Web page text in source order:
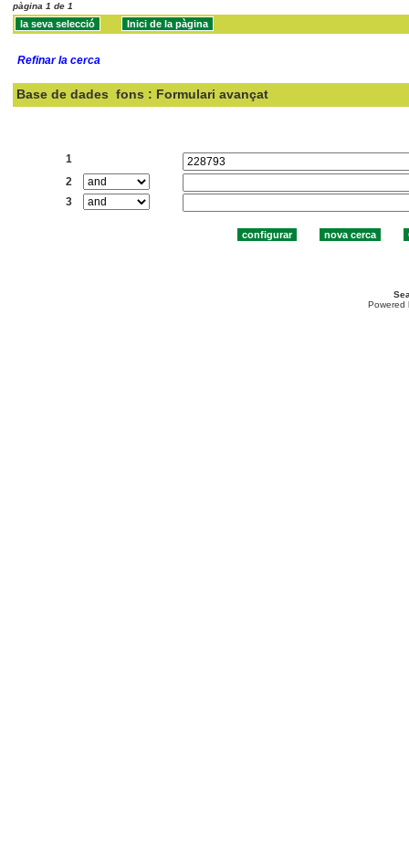
pàgina 1 de 1
Refinar la cerca
Base de dades fons : Formulari avançat
1
2
3